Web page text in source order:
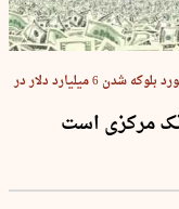
عضو اتاق بازرگانی در گفت وگو با «توسعه ایرانی» در مورد بلوکه شدن 6 میلیارد دلار در
مرکزی است